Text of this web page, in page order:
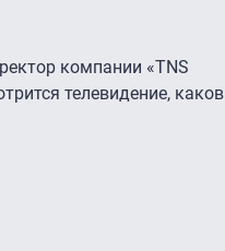
компании «TNS
телевидение, каков